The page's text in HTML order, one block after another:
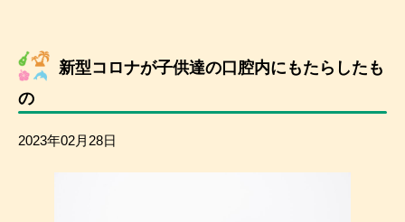
新型コロナが子供達の口腔内にもたらしたも
の
2023年02月28日